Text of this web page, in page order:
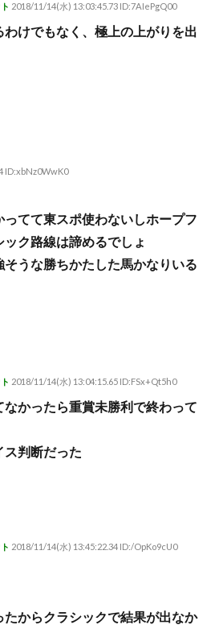
2018/11/14(水) 13:03:45.73 ID:7AIePgQ00
けでもなく、極上の上がりを出
ID:xbNz0WwK0
てて東スポ使わないしホープフ
ク路線は諦めるでしょ
うな勝ちかたした馬かなりいる
2018/11/14(水) 13:04:15.65 ID:FSx+Qt5h0
なかったら重賞未勝利で終わって
ス判断だった
2018/11/14(水) 13:45:22.34 ID:/OpKo9cU0
たからクラシックで結果が出なか